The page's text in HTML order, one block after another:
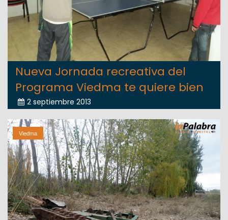
Nueva Jornada recreativa del
Programa Viedma te quiere bien
2 septiembre 2013
Viedma